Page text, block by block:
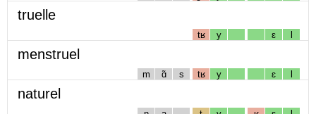
truelle
tʁ y ɛ l
menstruel
m ɑ̃ s tʁ y ɛ l
naturel